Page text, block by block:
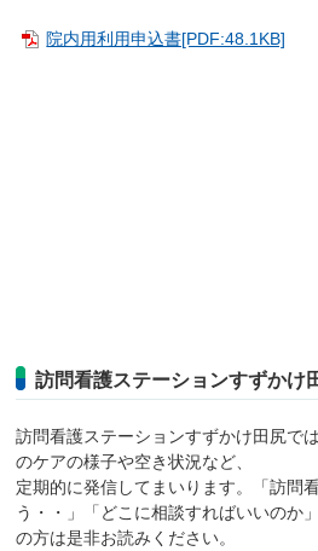
院内用利用申込書[PDF:48.1KB]
訪問看護ステーションすずかけ
訪問看護ステーションすずかけ田尻で
のケアの様子や空き状況など、
定期的に発信してまいります。「訪問
う・・」「どこに相談すればいいのか
の方は是非お読みください。